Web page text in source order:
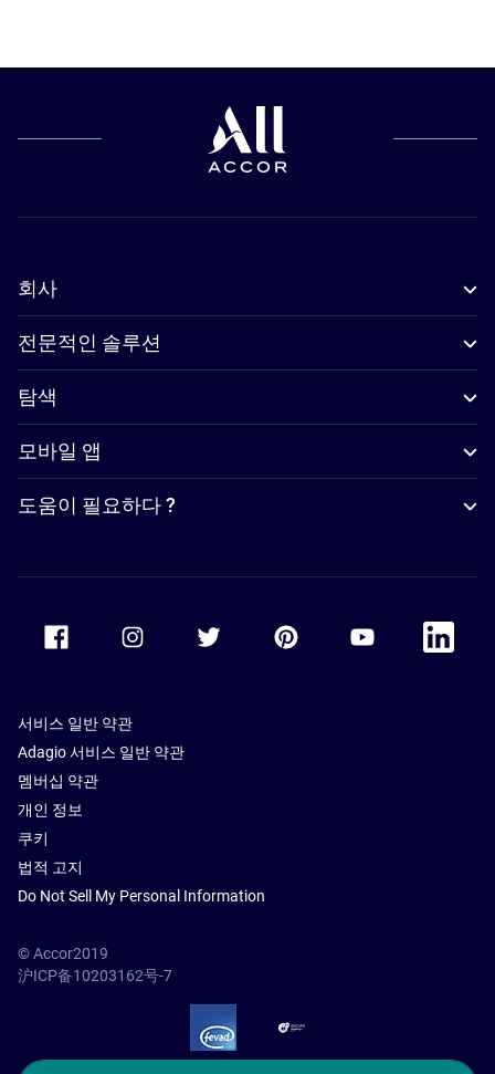
회사
전문적인 솔루션
탐색
모바일 앱
도움이 필요하다 ?
Accor Youtube
Accor
서비스 일반 약관
Adagio 서비스 일반 약관
멤버십 약관
개인 정보
쿠키
법적 고지
Do Not Sell My Personal Information
© Accor2019
沪ICP备10203162号-7